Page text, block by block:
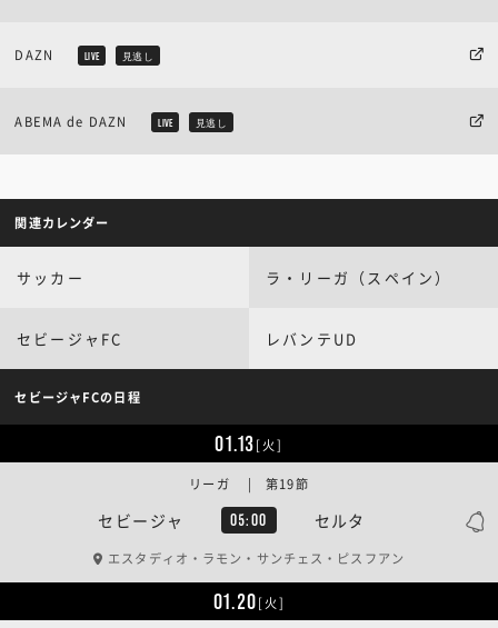
DAZN LIVE 見逃し
ABEMA de DAZN LIVE 見逃し
関連カレンダー
サッカー ラ・リーガ（スペイン）
セビージャFC レバンテUD
セビージャFCの日程
01.13[火]
セビージャ 05:00 セルタ
リーガ | 第19節
エスタディオ・ラモン・サンチェス・ピスフアン
01.20[火]